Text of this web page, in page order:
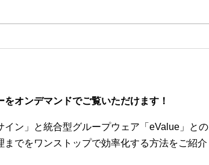
オンデマンドでご覧いただけます！
ン」と統合型グループウェア「eValue」との
でをワンストップで効率化する方法をご紹介